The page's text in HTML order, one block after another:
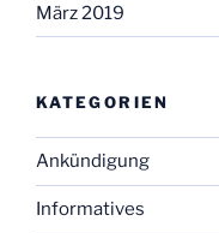
März 2019
KATEGORIEN
Ankündigung
Informatives